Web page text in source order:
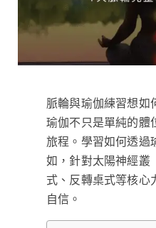
脈輪與瑜伽練習想如
瑜伽不只是單純的體
旅程。學習如何透過
如，針對太陽神經叢
式、反轉桌式等核心
自信。